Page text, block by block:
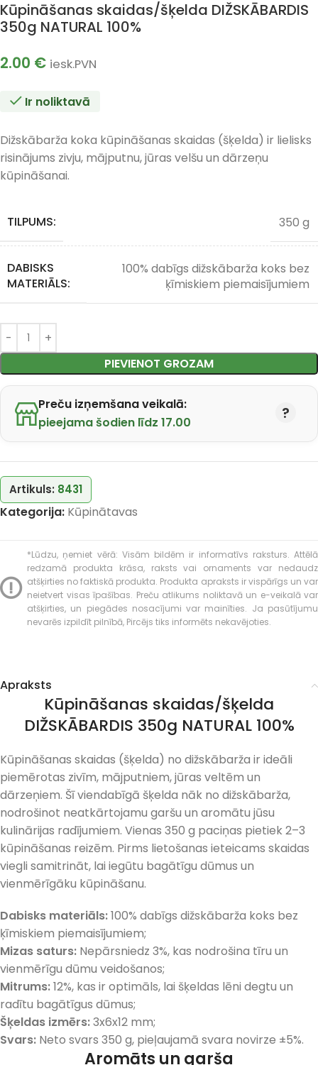
Kūpināšanas skaidas/šķelda DIŽSKĀBARDIS
350g NATURAL 100%
2.00 € iesk.PVN
Ir noliktavā
Dižskābarža koka kūpināšanas skaidas (šķelda) ir lielisks
risinājums zivju, mājputnu, jūras velšu un dārzeņu
kūpināšanai.
TILPUMS: 350 g
DABISKS
MATERIĀLS:
100% dabīgs dižskābarža koks bez
ķīmiskiem piemaisījumiem
PIEVIENOT GROZAM
Preču izņemšana veikalā:
pieejama šodien līdz 17.00
Artikuls: 8431
Kategorija: Kūpinātavas
*Lūdzu, ņemiet vērā: Visām bildēm ir informatīvs raksturs. Attēlā
redzamā produkta krāsa, raksts vai ornaments var nedaudz
atšķirties no faktiskā produkta. Produkta apraksts ir vispārīgs un var
neietvert visas īpašības. Preču atlikums noliktavā un e-veikalā var
atšķirties, un piegādes nosacījumi var mainīties. Ja pasūtījumu
nevarēs izpildīt pilnībā, Pircējs tiks informēts nekavējoties.
Apraksts
Kūpināšanas skaidas/šķelda
DIŽSKĀBARDIS 350g NATURAL 100%
Kūpināšanas skaidas (šķelda) no dižskābarža ir ideāli
piemērotas zivīm, mājputniem, jūras veltēm un
dārzeņiem. Šī viendabīgā šķelda nāk no dižskābarža,
nodrošinot neatkārtojamu garšu un aromātu jūsu
kulinārijas radījumiem. Vienas 350 g paciņas pietiek 2–3
kūpināšanas reizēm. Pirms lietošanas ieteicams skaidas
viegli samitrināt, lai iegūtu bagātīgu dūmus un
vienmērīgāku kūpināšanu.
Dabisks materiāls:100% dabīgs dižskābarža koks bez
ķīmiskiem piemaisījumiem;
Mizas saturs: Nepārsniedz 3%, kas nodrošina tīru un
vienmērīgu dūmu veidošanos;
Mitrums:12%, kas ir optimāls, lai šķeldas lēni degtu un
radītu bagātīgus dūmus;
Šķeldas izmērs:3x6x12 mm;
Svars: Neto svars 350 g, pieļaujamā svara novirze ±5%.
Aromāts un garša